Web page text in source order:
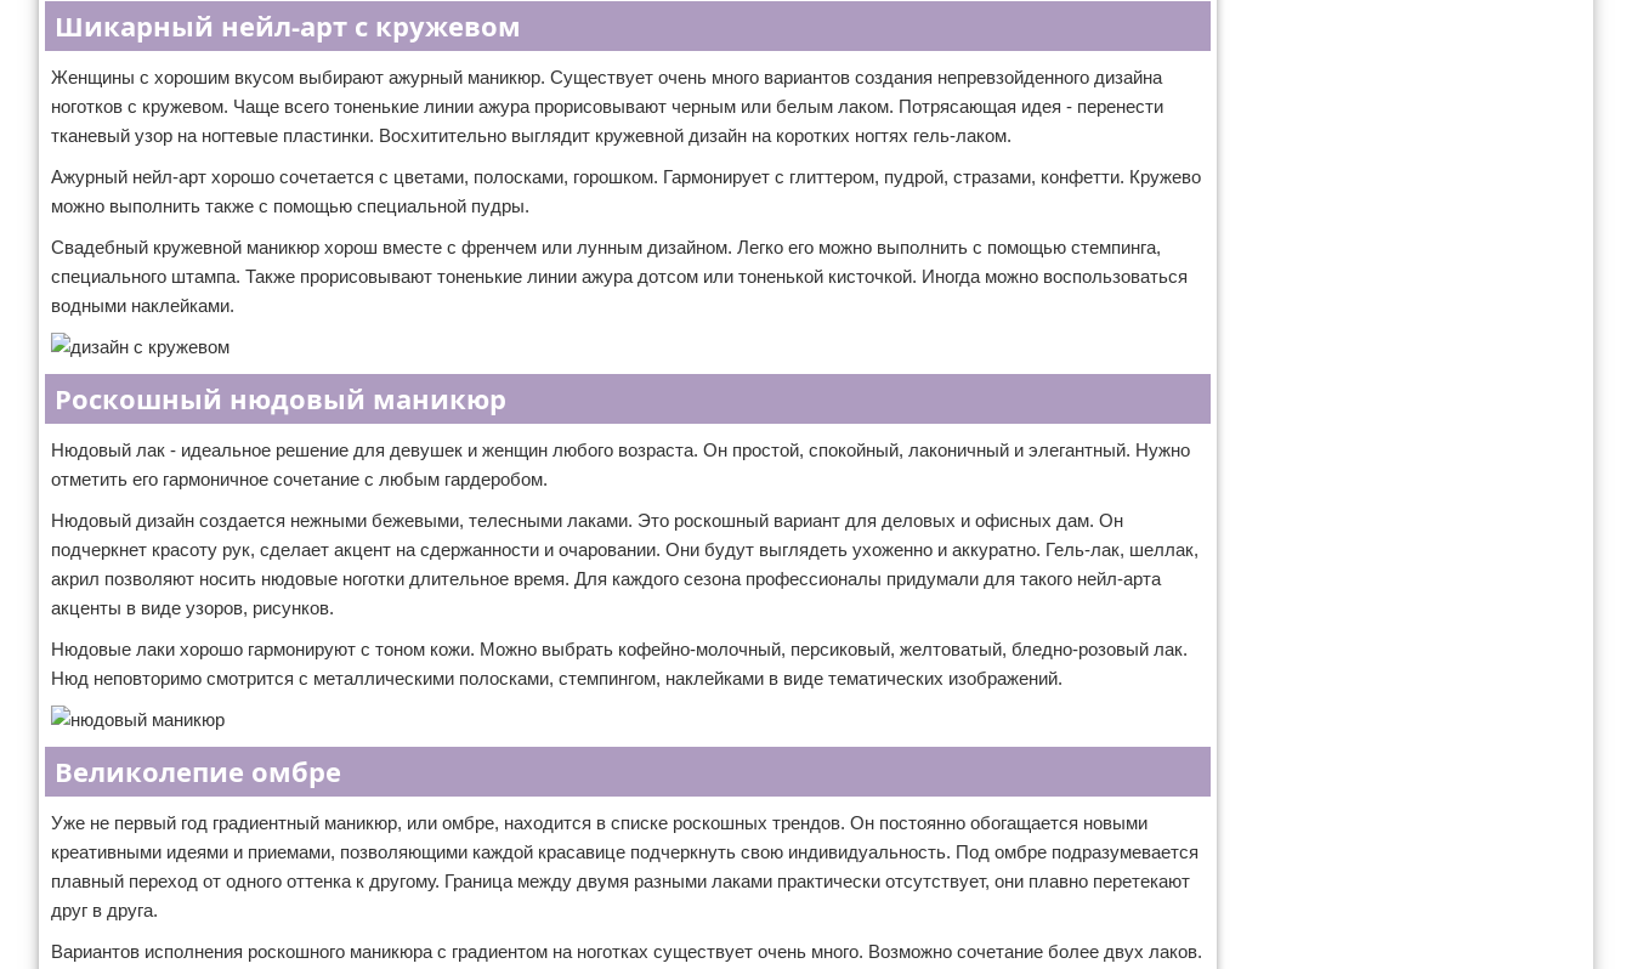
Шикарный нейл-арт с кружевом
Женщины с хорошим вкусом выбирают ажурный маникюр. Существует очень много вариантов создания непревзойденного дизайна
ноготков с кружевом. Чаще всего тоненькие линии ажура прорисовывают черным или белым лаком. Потрясающая идея - перенести
тканевый узор на ногтевые пластинки. Восхитительно выглядит кружевной дизайн на коротких ногтях гель-лаком.
Ажурный нейл-арт хорошо сочетается с цветами, полосками, горошком. Гармонирует с глиттером, пудрой, стразами, конфетти. Кружево
можно выполнить также с помощью специальной пудры.
Свадебный кружевной маникюр хорош вместе с френчем или лунным дизайном. Легко его можно выполнить с помощью стемпинга,
специального штампа. Также прорисовывают тоненькие линии ажура дотсом или тоненькой кисточкой. Иногда можно воспользоваться
водными наклейками.
Роскошный нюдовый маникюр
Нюдовый лак - идеальное решение для девушек и женщин любого возраста. Он простой, спокойный, лаконичный и элегантный. Нужно
отметить его гармоничное сочетание с любым гардеробом.
Нюдовый дизайн создается нежными бежевыми, телесными лаками. Это роскошный вариант для деловых и офисных дам. Он
подчеркнет красоту рук, сделает акцент на сдержанности и очаровании. Они будут выглядеть ухоженно и аккуратно. Гель-лак, шеллак,
акрил позволяют носить нюдовые ноготки длительное время. Для каждого сезона профессионалы придумали для такого нейл-арта
акценты в виде узоров, рисунков.
Нюдовые лаки хорошо гармонируют с тоном кожи. Можно выбрать кофейно-молочный, персиковый, желтоватый, бледно-розовый лак.
Нюд неповторимо смотрится с металлическими полосками, стемпингом, наклейками в виде тематических изображений.
Великолепие омбре
Уже не первый год градиентный маникюр, или омбре, находится в списке роскошных трендов. Он постоянно обогащается новыми
креативными идеями и приемами, позволяющими каждой красавице подчеркнуть свою индивидуальность. Под омбре подразумевается
плавный переход от одного оттенка к другому. Граница между двумя разными лаками практически отсутствует, они плавно перетекают
друг в друга.
Вариантов исполнения роскошного маникюра с градиентом на ноготках существует очень много. Возможно сочетание более двух лаков.